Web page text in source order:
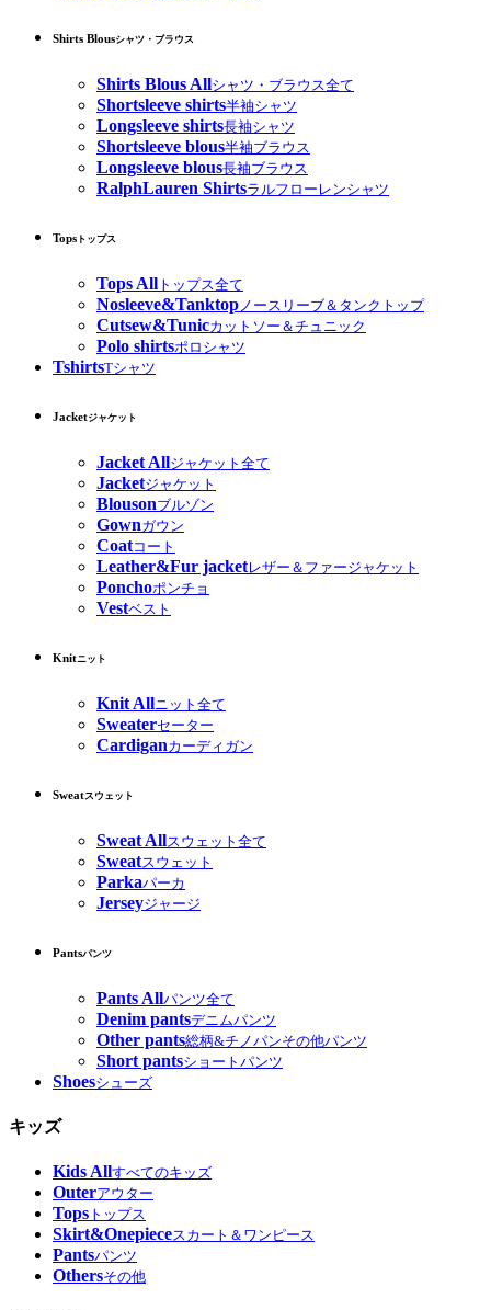
Shirts Blousシャツ・ブラウス
Shirts Blous Allシャツ・ブラウス全て
Shortsleeve shirts半袖シャツ
Longsleeve shirts長袖シャツ
Shortsleeve blous半袖ブラウス
Longsleeve blous長袖ブラウス
RalphLauren Shirtsラルフローレンシャツ
Tops トップス
Tops All トップス全て
Nosleeve&Tanktop ノースリーブ＆タンクトップ
Cutsew&Tunicカットソー＆チュニック
Polo shirtsポロシャツ
TshirtsTシャツ
Jacketジャケット
Jacket Allジャケット全て
Jacketジャケット
Blousonブルゾン
Gownガウン
Coatコート
Leather&Fur jacketレザー＆ファージャケット
Ponchoポンチョ
Vestベスト
Knitニット
Knit Allニット全て
Sweaterセーター
Cardiganカーディガン
Sweatスウェット
Sweat Allスウェット全て
Sweatスウェット
Parkaパーカ
Jerseyジャージ
Pantsパンツ
Pants Allパンツ全て
Denim pantsデニムパンツ
Other pants総柄&チノパンその他パンツ
Short pantsショートパンツ
Shoesシューズ
キッズ
Kids Allすべてのキッズ
Outerアウター
Tops トップス
Skirt&Onepieceスカート＆ワンピース
Pantsパンツ
Othersその他